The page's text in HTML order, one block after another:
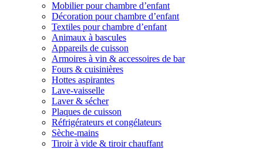
Mobilier pour chambre d’enfant
Décoration pour chambre d’enfant
Textiles pour chambre d’enfant
Animaux à bascules
Appareils de cuisson
Armoires à vin & accessoires de bar
Fours & cuisinières
Hottes aspirantes
Lave-vaisselle
Laver & sécher
Plaques de cuisson
Réfrigérateurs et congélateurs
Sèche-mains
Tiroir à vide & tiroir chauffant